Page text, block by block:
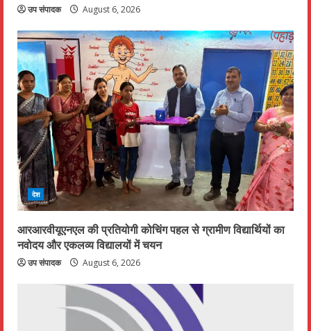
उप संपादक August 6, 2026
देश
आरआरवीयूएनएल की प्रतियोगी कोचिंग पहल से ग्रामीण विद्यार्थियों का
नवोदय और एकलव्य विद्यालयों में चयन
उप संपादक August 6, 2026